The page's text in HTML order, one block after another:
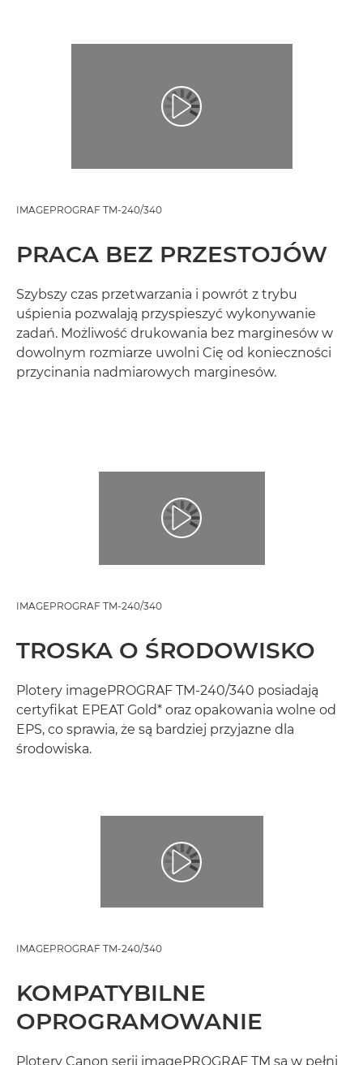
IMAGEPROGRAF TM-240/340
PRACA BEZ PRZESTOJÓW
Szybszy czas przetwarzania i powrót z trybu
uśpienia pozwalają przyspieszyć wykonywanie
zadań. Możliwość drukowania bez marginesów w
dowolnym rozmiarze uwolni Cię od konieczności
przycinania nadmiarowych marginesów.
IMAGEPROGRAF TM-240/340
TROSKA O ŚRODOWISKO
Plotery imagePROGRAF TM-240/340 posiadają
certyfikat EPEAT Gold* oraz opakowania wolne od
EPS, co sprawia, że są bardziej przyjazne dla
środowiska.
IMAGEPROGRAF TM-240/340
KOMPATYBILNE
OPROGRAMOWANIE
Plotery Canon serii imagePROGRAF TM są w pełni